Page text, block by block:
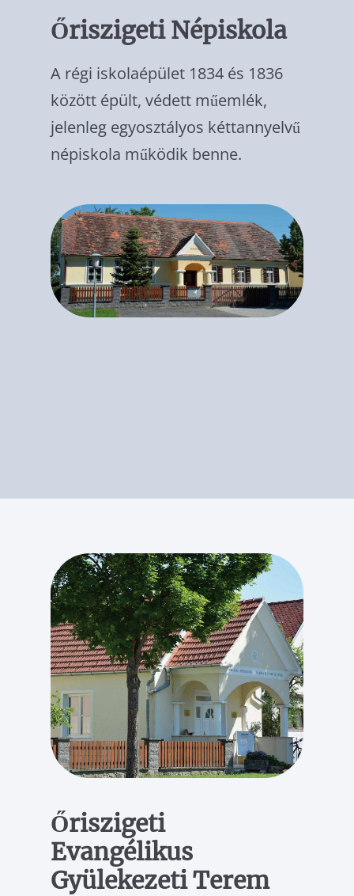
Őriszigeti Népiskola
A régi iskolaépület 1834 és 1836
között épült, védett műemlék,
jelenleg egyosztá­lyos kéttannyelvű
népiskola működik benne.
Őriszigeti
Evangélikus
Gyülekezeti Terem